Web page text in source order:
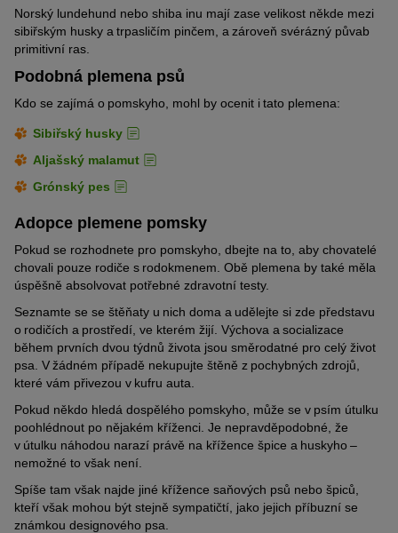
Norský lundehund nebo shiba inu mají zase velikost někde mezi
sibiřským husky a trpasličím pinčem, a zároveň svérázný půvab
primitivní ras.
Podobná plemena psů
Kdo se zajímá o pomskyho, mohl by ocenit i tato plemena:
Sibiřský husky
Aljašský malamut
Grónský pes
Adopce plemene pomsky
Pokud se rozhodnete pro pomskyho, dbejte na to, aby chovatelé
chovali pouze rodiče s rodokmenem. Obě plemena by také měla
úspěšně absolvovat potřebné zdravotní testy.
Seznamte se se štěňaty u nich doma a udělejte si zde představu
o rodičích a prostředí, ve kterém žijí. Výchova a socializace
během prvních dvou týdnů života jsou směrodatné pro celý život
psa. V žádném případě nekupujte štěně z pochybných zdrojů,
které vám přivezou v kufru auta.
Pokud někdo hledá dospělého pomskyho, může se v psím útulku
poohlédnout po nějakém kříženci. Je nepravděpodobné, že
v útulku náhodou narazí právě na křížence špice a huskyho –
nemožné to však není.
Spíše tam však najde jiné křížence saňových psů nebo špiců,
kteří však mohou být stejně sympatičtí, jako jejich příbuzní se
známkou designového psa.